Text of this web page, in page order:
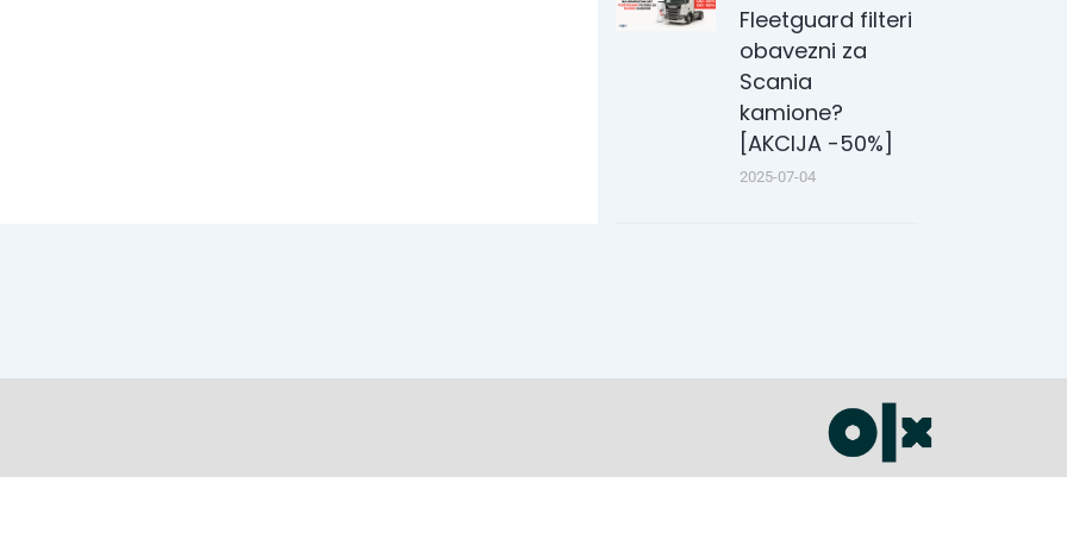
Fleetguard filteri
obavezni za
Scania
kamione?
[AKCIJA -50%]
2025-07-04